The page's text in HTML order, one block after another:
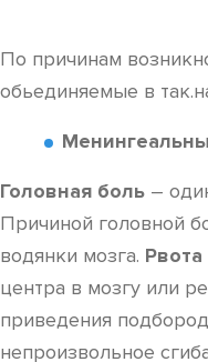
По причинам
обьединяемые в
Головная боль –
Причиной головной
водянки мозга. Рвота
центра в мозгу или
приведения
непроизвольное